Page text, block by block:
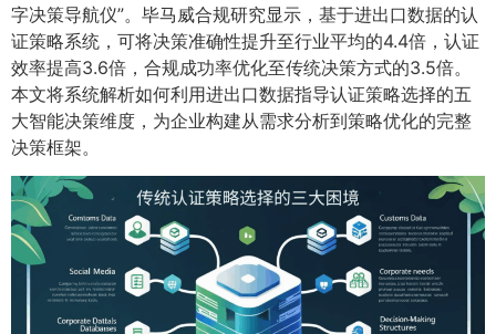
字决策导航仪”。毕马威合规研究显示，基于进出口数据的认
证策略系统，可将决策准确性提升至行业平均的4.4倍，认证
效率提高3.6倍，合规成功率优化至传统决策方式的3.5倍。
本文将系统解析如何利用进出口数据指导认证策略选择的五
大智能决策维度，为企业构建从需求分析到策略优化的完整
决策框架。